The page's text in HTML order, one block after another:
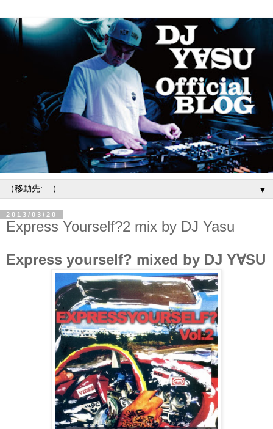
▼
2013/03/20
Express Yourself?2 mix by DJ Yasu
Express yourself? mixed by DJ Y∀SU